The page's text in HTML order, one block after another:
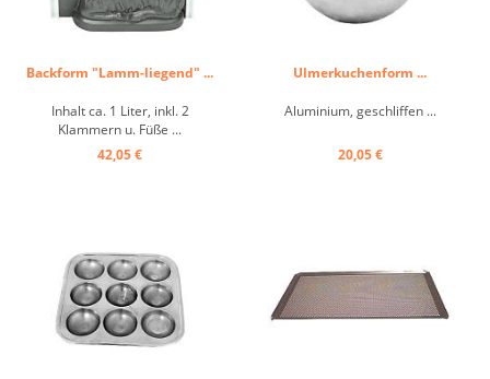
Backform "Lamm-liegend" ...
Inhalt ca. 1 Liter, inkl. 2
Klammern u. Füße ...
42,05 €
Ulmerkuchenform ...
Aluminium, geschliffen ...
20,05 €